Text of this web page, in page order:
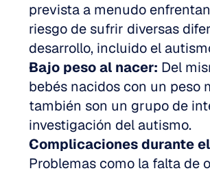
prevista a menudo
riesgo de sufrir diversas
desarrollo, incluido el
Bajo peso al nacer: Del
bebés nacidos con un peso
también son un grupo de
investigación del autismo.
Complicaciones durante
Problemas como la falta de